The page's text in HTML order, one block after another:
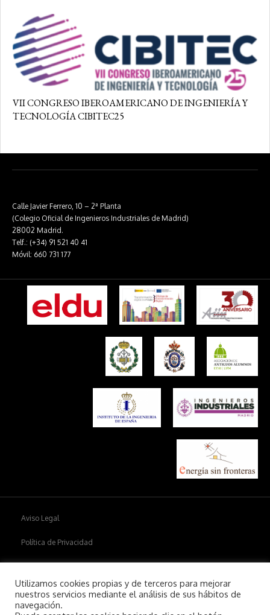
VII CONGRESO IBEROAMERICANO DE INGENIERÍA Y
TECNOLOGÍA CIBITEC25
Calle Javier Ferrero, 10 – 2ª Planta
(Colegio Oficial de Ingenieros Industriales de Madrid)
28002 Madrid.
Telf.: (+34) 91 521 40 41
Móvil: 660 731 177
Aviso Legal
Política de Privacidad
Utilizamos cookies propias y de terceros para mejorar
nuestros servicios mediante el análisis de sus hábitos de
navegación.